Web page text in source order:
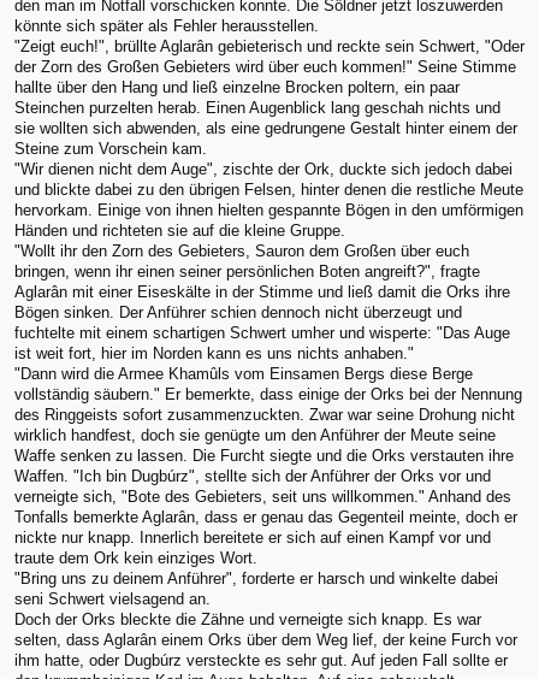
den man im Notfall vorschicken konnte. Die Söldner jetzt loszuwerden
könnte sich später als Fehler herausstellen.
"Zeigt euch!", brüllte Aglarân gebieterisch und reckte sein Schwert, "Oder
der Zorn des Großen Gebieters wird über euch kommen!" Seine Stimme
hallte über den Hang und ließ einzelne Brocken poltern, ein paar
Steinchen purzelten herab. Einen Augenblick lang geschah nichts und
sie wollten sich abwenden, als eine gedrungene Gestalt hinter einem der
Steine zum Vorschein kam.
"Wir dienen nicht dem Auge", zischte der Ork, duckte sich jedoch dabei
und blickte dabei zu den übrigen Felsen, hinter denen die restliche Meute
hervorkam. Einige von ihnen hielten gespannte Bögen in den umförmigen
Händen und richteten sie auf die kleine Gruppe.
"Wollt ihr den Zorn des Gebieters, Sauron dem Großen über euch
bringen, wenn ihr einen seiner persönlichen Boten angreift?", fragte
Aglarân mit einer Eiseskälte in der Stimme und ließ damit die Orks ihre
Bögen sinken. Der Anführer schien dennoch nicht überzeugt und
fuchtelte mit einem schartigen Schwert umher und wisperte: "Das Auge
ist weit fort, hier im Norden kann es uns nichts anhaben."
"Dann wird die Armee Khamûls vom Einsamen Bergs diese Berge
vollständig säubern." Er bemerkte, dass einige der Orks bei der Nennung
des Ringgeists sofort zusammenzuckten. Zwar war seine Drohung nicht
wirklich handfest, doch sie genügte um den Anführer der Meute seine
Waffe senken zu lassen. Die Furcht siegte und die Orks verstauten ihre
Waffen. "Ich bin Dugbúrz", stellte sich der Anführer der Orks vor und
verneigte sich, "Bote des Gebieters, seit uns willkommen." Anhand des
Tonfalls bemerkte Aglarân, dass er genau das Gegenteil meinte, doch er
nickte nur knapp. Innerlich bereitete er sich auf einen Kampf vor und
traute dem Ork kein einziges Wort.
"Bring uns zu deinem Anführer", forderte er harsch und winkelte dabei
seni Schwert vielsagend an.
Doch der Orks bleckte die Zähne und verneigte sich knapp. Es war
selten, dass Aglarân einem Orks über dem Weg lief, der keine Furch vor
ihm hatte, oder Dugbúrz versteckte es sehr gut. Auf jeden Fall sollte er